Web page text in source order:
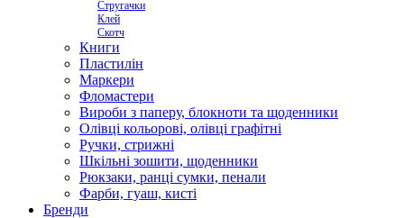
Стругачки
Клей
Скотч
Книги
Пластилін
Маркери
Фломастери
Вироби з паперу, блокноти та щоденники
Олівці кольорові, олівці графітні
Ручки, стрижні
Шкільні зошити, щоденники
Рюкзаки, ранці сумки, пенали
Фарби, гуаш, кисті
Бренди